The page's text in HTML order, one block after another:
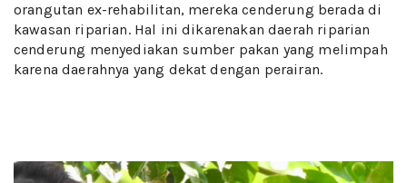
orangutan ex-rehabilitan, mereka cenderung berada di
kawasan riparian. Hal ini dikarenakan daerah riparian
cenderung menyediakan sumber pakan yang melimpah
karena daerahnya yang dekat dengan perairan.